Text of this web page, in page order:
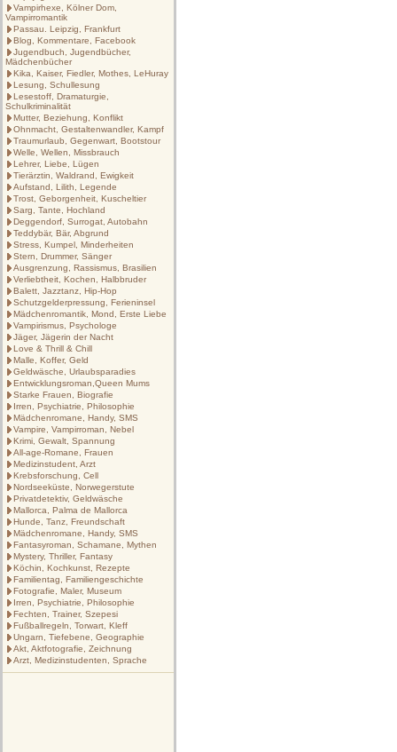
Vampirhexe, Kölner Dom,
Vampirromantik
Passau. Leipzig, Frankfurt
Blog, Kommentare, Facebook
Jugendbuch, Jugendbücher,
Mädchenbücher
Kika, Kaiser, Fiedler, Mothes, LeHuray
Lesung, Schullesung
Lesestoff, Dramaturgie,
Schulkriminalität
Mutter, Beziehung, Konflikt
Ohnmacht, Gestaltenwandler, Kampf
Traumurlaub, Gegenwart, Bootstour
Welle, Wellen, Missbrauch
Lehrer, Liebe, Lügen
Tierärztin, Waldrand, Ewigkeit
Aufstand, Lilith, Legende
Trost, Geborgenheit, Kuscheltier
Sarg, Tante, Hochland
Deggendorf, Surrogat, Autobahn
Teddybär, Bär, Abgrund
Stress, Kumpel, Minderheiten
Stern, Drummer, Sänger
Ausgrenzung, Rassismus, Brasilien
Verliebtheit, Kochen, Halbbruder
Balett, Jazztanz, Hip-Hop
Schutzgelderpressung, Ferieninsel
Mädchenromantik, Mond, Erste Liebe
Vampirismus, Psychologe
Jäger, Jägerin der Nacht
Love & Thrill & Chill
Malle, Koffer, Geld
Geldwäsche, Urlaubsparadies
Entwicklungsroman,Queen Mums
Starke Frauen, Biografie
Irren, Psychiatrie, Philosophie
Mädchenromane, Handy, SMS
Vampire, Vampirroman, Nebel
Krimi, Gewalt, Spannung
All-age-Romane, Frauen
Medizinstudent, Arzt
Krebsforschung, Cell
Nordseeküste, Norwegerstute
Privatdetektiv, Geldwäsche
Mallorca, Palma de Mallorca
Hunde, Tanz, Freundschaft
Mädchenromane, Handy, SMS
Fantasyroman, Schamane, Mythen
Mystery, Thriller, Fantasy
Köchin, Kochkunst, Rezepte
Familientag, Familiengeschichte
Fotografie, Maler, Museum
Irren, Psychiatrie, Philosophie
Fechten, Trainer, Szepesi
Fußballregeln, Torwart, Kleff
Ungarn, Tiefebene, Geographie
Akt, Aktfotografie, Zeichnung
Arzt, Medizinstudenten, Sprache